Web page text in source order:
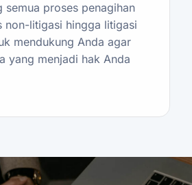
semua proses penagihan
non-litigasi hingga litigasi
mendukung Anda agar
yang menjadi hak Anda